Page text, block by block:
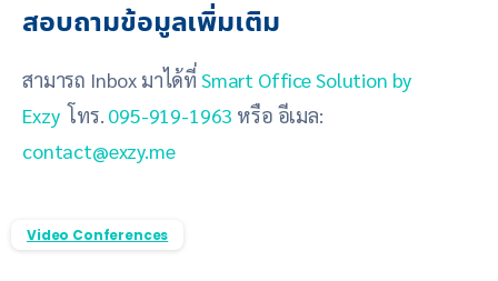
สอบถามข้อมูลเพิ่มเติม
สามารถ Inbox มาได้ที่ Smart Office Solution by
Exzyโทร. 095-919-1963 หรือ อีเมล:
contact@exzy.me
Video Conferences